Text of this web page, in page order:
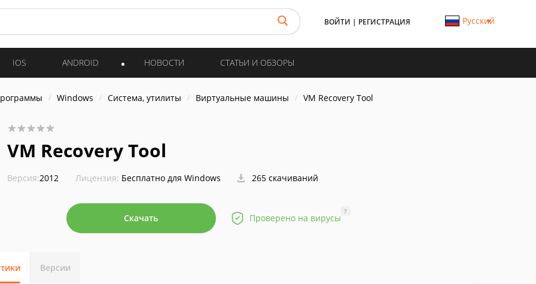
ВОЙТИ | РЕГИСТРАЦИЯ Русский
IOS ANDROID НОВОСТИ СТАТЬИ И ОБЗОРЫ
Windows Система, утилиты Виртуальные машины VM Recovery Tool
VM Recovery Tool
Версия:2012 Лицензия: Бесплатно для Windows 265 скачиваний
Скачать Проверено на вирусы
?
Версии